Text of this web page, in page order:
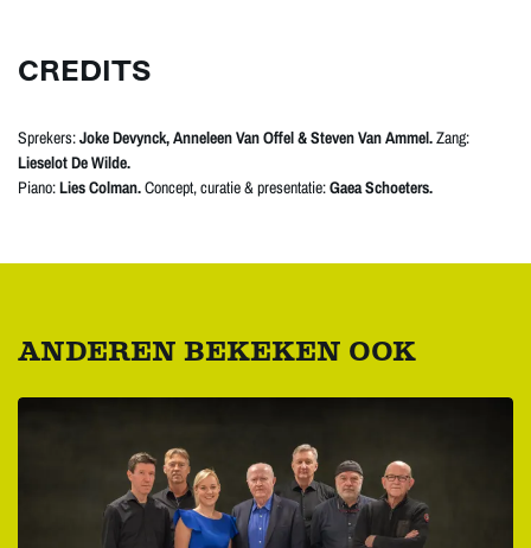
CREDITS
Sprekers:Joke Devynck, Anneleen Van Offel & Steven Van Ammel.Zang:
Lieselot De Wilde.
Piano:Lies Colman.Concept, curatie & presentatie:Gaea Schoeters.
ANDEREN BEKEKEN OOK